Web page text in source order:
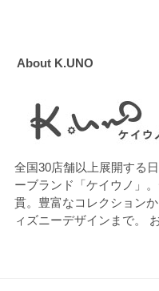
About K.UNO
全国30店舗以上展開する
ーブランド「ケイウノ」
貫。豊富なコレクション
ィズニーデザインまで。